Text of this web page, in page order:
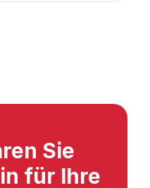
Sie
für Ihre